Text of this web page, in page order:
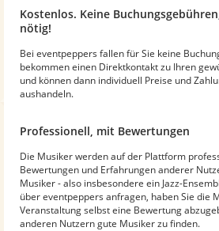
Kostenlos. Keine
nötig!
Bei eventpeppers fallen für Sie keine
bekommen einen Direktkontakt zu Ihren
und können dann individuell Preise und
aushandeln.
Professionell, mit Bewertungen
Die Musiker werden auf der Plattform
Bewertungen und Erfahrungen anderer
Musiker - also insbesondere ein Jazz-
über eventpeppers anfragen, haben Sie die
Veranstaltung selbst eine Bewertung
anderen Nutzern gute Musiker zu finden.